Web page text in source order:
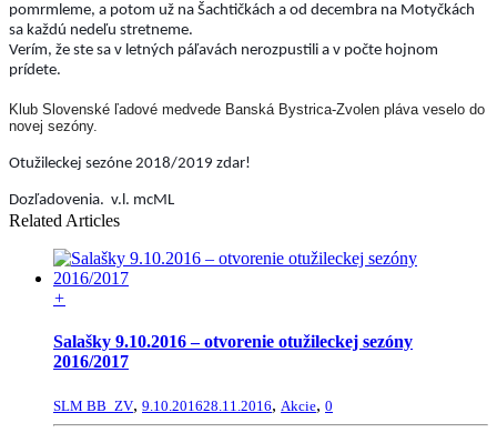
pomrmleme, a potom už na Šachtičkách a od decembra na Motyčkách
sa každú nedeľu stretneme.
Verím, že ste sa v letných páľavách nerozpustili a v počte hojnom
prídete.
Klub Slovenské ľadové medvede Banská Bystrica-Zvolen pláva veselo do
novej sezóny.
Otužileckej sezóne 2018/2019 zdar!
Dozľadovenia. v.l. mcML
Related Articles
+
Salašky 9.10.2016 – otvorenie otužileckej sezóny
2016/2017
SLM BB_ZV, 9.10.201628.11.2016, Akcie, 0